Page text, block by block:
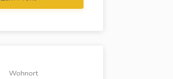
Wohnort